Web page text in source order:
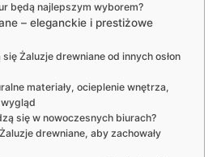
będą najlepszym wyborem?
– eleganckie i prestiżowe
Żaluzje drewniane od innych osłon
materiały, ocieplenie wnętrza,
się w nowoczesnych biurach?
drewniane, aby zachowały